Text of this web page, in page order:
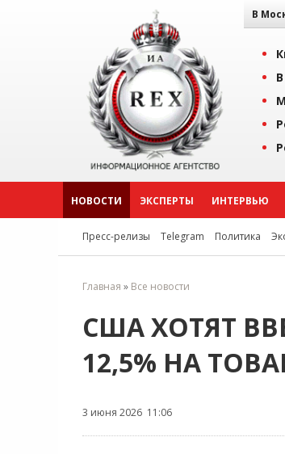
В
НОВОСТИ ЭКСПЕРТЫ ИНТЕРВЬЮ
Пресс-релизы Telegram Политика
Главная » Все новости
США ХОТЯТ
12,5% НА
3 июня 2026 11:06